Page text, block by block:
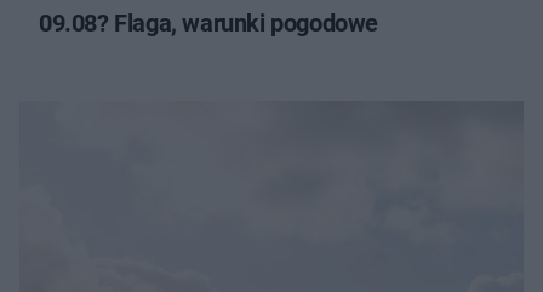
09.08? Flaga, warunki pogodowe